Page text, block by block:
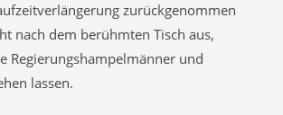
zurückgenommen
nach dem berühmten Tisch aus,
Regierungshampelmänner und
lassen.